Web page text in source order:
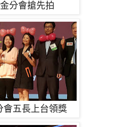
分會搶先拍
會五長上台領獎